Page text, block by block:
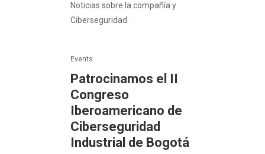
Noticias sobre la compañía y
Ciberseguridad.
Events
Patrocinamos el II
Congreso
Iberoamericano de
Ciberseguridad
Industrial de Bogotá